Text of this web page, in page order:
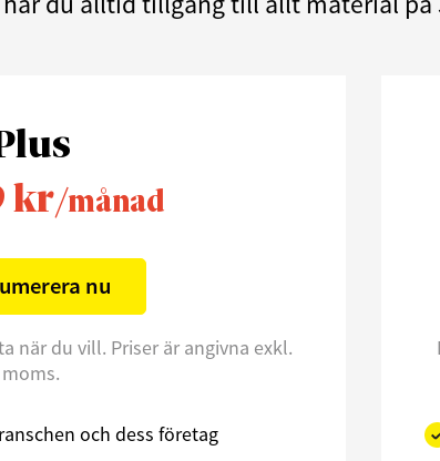
kr/månad
nu
när du vill. Priser är angivna exkl.
moms.
och dess företag